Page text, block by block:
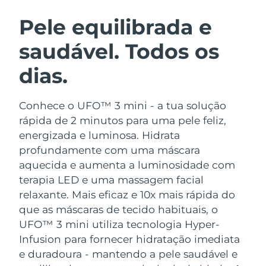
Pele equilibrada e
saudável. Todos os
dias.
Conhece o UFO™ 3 mini - a tua solução
rápida de 2 minutos para uma pele feliz,
energizada e luminosa. Hidrata
profundamente com uma máscara
aquecida e aumenta a luminosidade com
terapia LED e uma massagem facial
relaxante. Mais eficaz e 10x mais rápida do
que as máscaras de tecido habituais, o
UFO™ 3 mini utiliza tecnologia Hyper-
Infusion para fornecer hidratação imediata
e duradoura - mantendo a pele saudável e
Limpeza facial
Anti-aging massage
LUNA™ 4 Plus
Massage, LED heating
LUNA™ 4 Men
For men, anti-aging massage
Microcurrent toning
BEAR™ 2 go
Microcurrent toning on-the-go
BEAR™ 2 eyes & lips
Microcurrent line smoothing device
Hidratação
UFO™ 3 kit
Deep facial hydration
UFO™ 3 LED
Near-infrared and red light therapy
device
Cuidado oral
issa™ 4
Hybrid silicone sonic toothbrush
issa™ 4 plus
Smart hybrid silicone sonic toothbrush
TRATAMENTO ANTIENVELHECIMENTO
FAQ™
Antienvelhecimento Tratamentos LED
NEW
Áustria Entrega prevista
Barein Entrega prevista8/13/26
Bélgica
Bermudas Entrega prevista8/18/26
Bósnia e
Herzegovina
Entrega prevista
Brunei Entrega prevista8/17/26
Bulgária Entrega prevista 8/12/26
Canadá Entrega prevista8/16/26
Chile Entrega prevista8/16/26